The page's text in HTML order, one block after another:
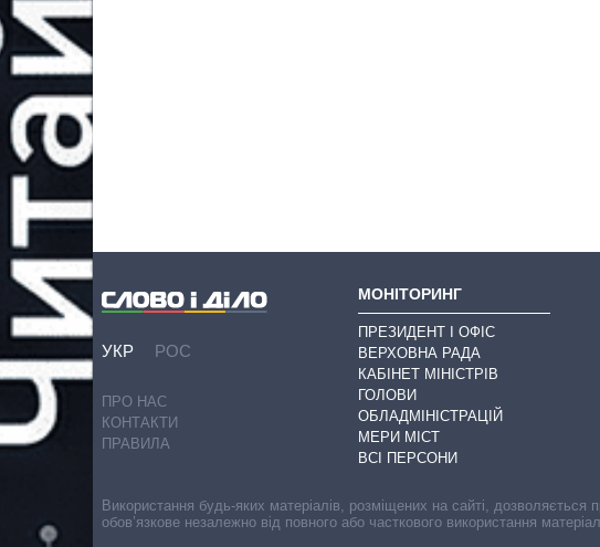
УКР РОС
ПРО НАС
КОНТАКТИ
ПРАВИЛА
МОНІТОРИНГ
ПРЕЗИДЕНТ І ОФІС
ВЕРХОВНА РАДА
КАБІНЕТ МІНІСТРІВ
ГОЛОВИ
ОБЛАДМІНІСТРАЦІЙ
МЕРИ МІСТ
ВСІ ПЕРСОНИ
Використання будь-яких матеріалів, розміщених на сайті,
обов’язкове незалежно від повного або часткового використання